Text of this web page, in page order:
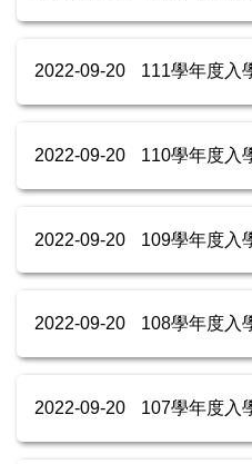
2022-09-20 111學年度入
2022-09-20 110學年度入
2022-09-20 109學年度入
2022-09-20 108學年度入
2022-09-20 107學年度入